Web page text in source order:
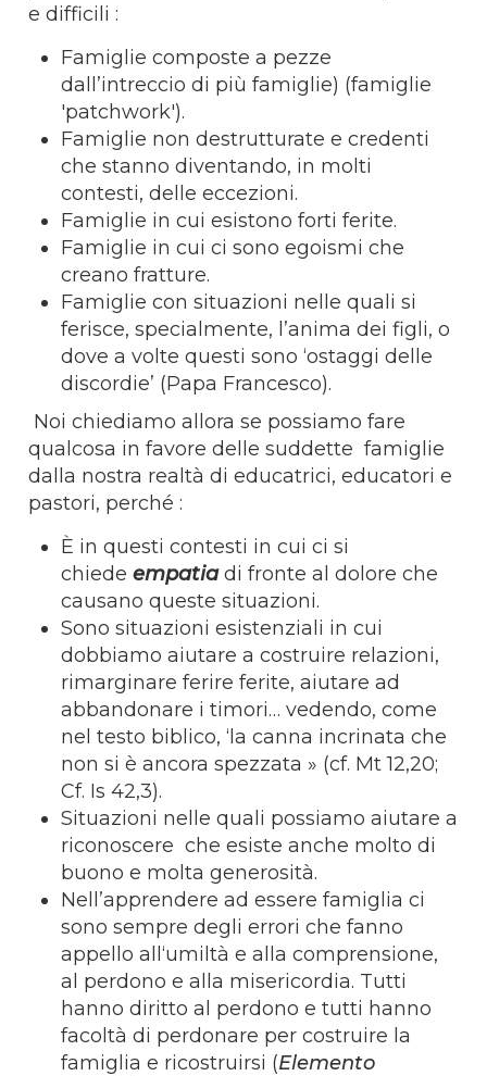
e difficili :
Famiglie composte a pezze
dall’intreccio di più famiglie) (famiglie
'patchwork').
Famiglie non destrutturate e credenti
che stanno diventando, in molti
contesti, delle eccezioni.
Famiglie in cui esistono forti ferite.
Famiglie in cui ci sono egoismi che
creano fratture.
Famiglie con situazioni nelle quali si
ferisce, specialmente, l’anima dei figli, o
dove a volte questi sono ‘ostaggi delle
discordie’ (Papa Francesco).
Noi chiediamo allora se possiamo fare
qualcosa in favore delle suddette famiglie
dalla nostra realtà di educatrici, educatori e
pastori, perché :
È in questi contesti in cui ci si
chiedeempatiadi fronte al dolore che
causano queste situazioni.
Sono situazioni esistenziali in cui
dobbiamo aiutare a costruire relazioni,
rimarginare ferire ferite, aiutare ad
abbandonare i timori… vedendo, come
nel testo biblico, ‘la canna incrinata che
non si è ancora spezzata » (cf. Mt 12,20;
Cf. Is 42,3).
Situazioni nelle quali possiamo aiutare a
riconoscere che esiste anche molto di
buono e molta generosità.
Nell’apprendere ad essere famiglia ci
sono sempre degli errori che fanno
appello all‘umiltà e alla comprensione,
al perdono e alla misericordia. Tutti
hanno diritto al perdono e tutti hanno
facoltà di perdonare per costruire la
famiglia e ricostruirsi (Elemento